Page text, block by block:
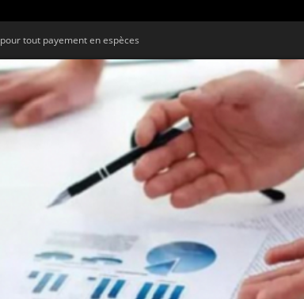
Tribune
Economique
tout payement en espèces